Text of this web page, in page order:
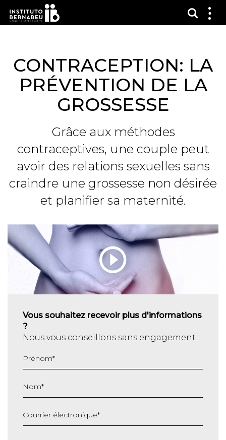
le
CONTRACEPTION: LA
PRÉVENTION DE LA
GROSSESSE
Grâce aux méthodes
contraceptives, une couple peut
avoir des relations sexuelles sans
craindre une grossesse non désirée
et planifier sa maternité.
Vous souhaitez recevoir plus d'informations
?
Nous vous conseillons sans engagement
Prénom*
Nom*
Courrier électronique*